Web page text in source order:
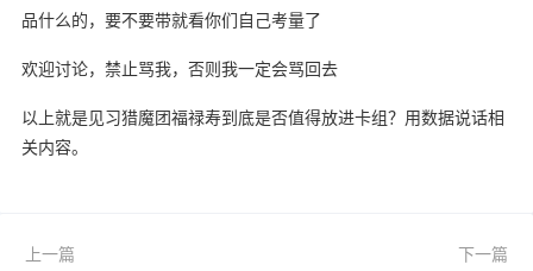
品什么的，要不要带就看你们自己考量了
欢迎讨论，禁止骂我，否则我一定会骂回去
以上就是见习猎魔团福禄寿到底是否值得放进卡组？用数据说话相
关内容。
上一篇 下一篇